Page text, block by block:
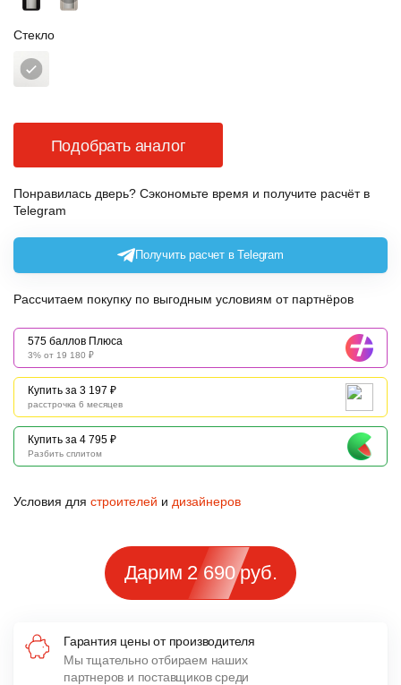
Стекло
Подобрать аналог
Понравилась дверь? Сэкономьте время и получите расчёт в
Telegram
Получить расчет в Telegram
Рассчитаем покупку по выгодным условиям от партнёров
575 баллов Плюса
3% от 19 180 ₽
Купить за 3 197 ₽
расстрочка 6 месяцев
Купить за 4 795 ₽
Разбить сплитом
Условия для строителей и дизайнеров
Дарим 2 690 руб.
Гарантия цены от производителя
Мы тщательно отбираем наших
партнеров и поставщиков среди